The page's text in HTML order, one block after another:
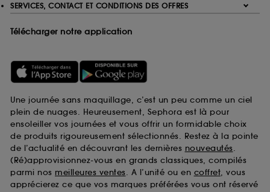
SERVICES, CONTACT ET CONDITIONS DES OFFRES
Télécharger notre application
Une journée sans maquillage, c’est un peu comme un ciel
plein de nuages. Heureusement, Sephora est là pour
ensoleiller vos journées et vous offrir un formidable choix
de produits rigoureusement sélectionnés. Restez à la pointe
de l’actualité en découvrant les dernières nouveautés.
(Ré)approvisionnez-vous en grands classiques, compilés
parmi nos meilleures ventes. A l’unité ou en coffret, vous
apprécierez ce que vos marques préférées vous ont réservé